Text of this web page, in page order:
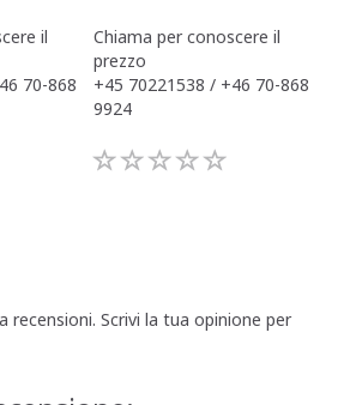
il
70-868
Chiama per conoscere il
prezzo
+45 70221538 / +46 70-868
9924
recensioni. Scrivi la tua opinione per